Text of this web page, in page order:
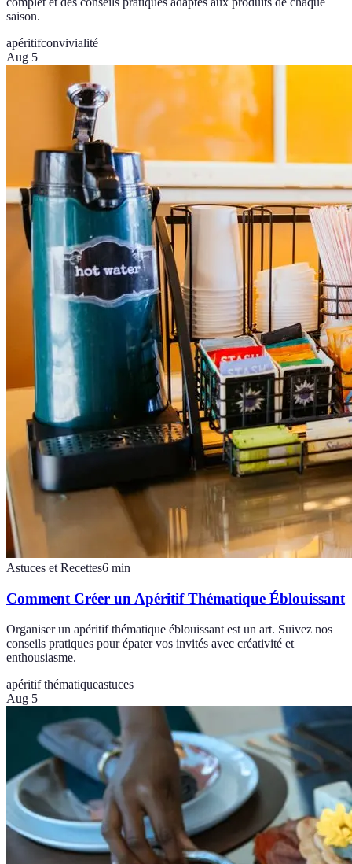
saison.
apéritifconvivialité
Aug 5
Astuces et Recettes6 min
Comment Créer un Apéritif Thématique Éblouissant
Organiser un apéritif thématique éblouissant est un art. Suivez nos
conseils pratiques pour épater vos invités avec créativité et
enthousiasme.
apéritif thématiqueastuces
Aug 5